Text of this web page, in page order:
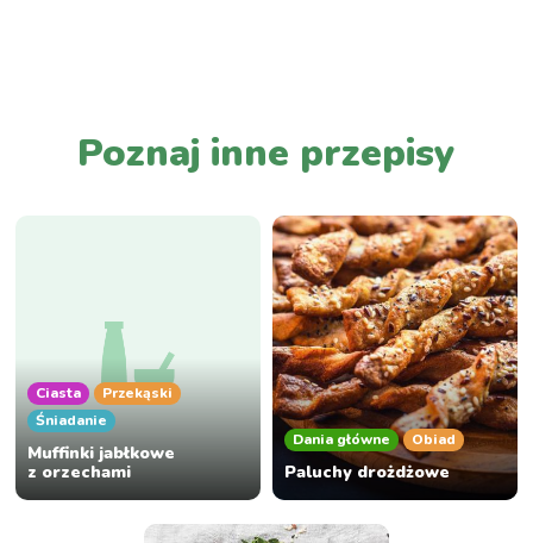
Poznaj inne przepisy
Ciasta
Przekąski
Śniadanie
Muffinki jabłkowe
z orzechami
Dania główne Obiad
Paluchy drożdżowe